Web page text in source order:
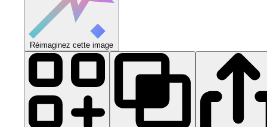
Réimaginez cette image